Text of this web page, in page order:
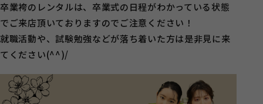
卒業袴のレンタルは、卒業式の日程がわかっている状態
でご来店頂いておりますのでご注意ください！
就職活動や、試験勉強などが落ち着いた方は是非見に来
てください(^^)/